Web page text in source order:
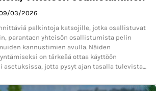
03/2026
palkintoja katsojille, jotka osallistuvat
parantaen yhteisön osallistumista pelin
kannustimien avulla. Näiden
on tärkeää ottaa käyttöön
jotta pysyt ajan tasalla tulevista…